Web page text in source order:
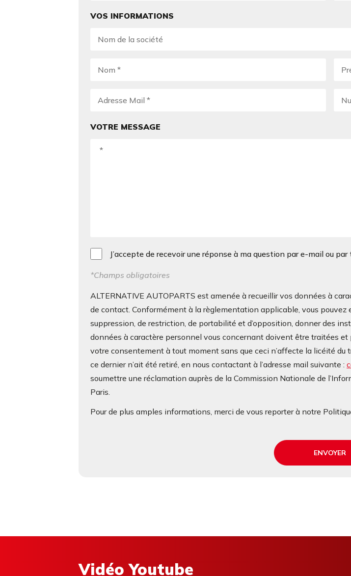
VOS INFORMATIONS
VOTRE MESSAGE
J’accepte de recevoir une réponse à ma question par e-mail ou
*Champs obligatoires
ALTERNATIVE AUTOPARTS est amenée à recueillir vos données à
de contact. Conformément à la règlementation applicable, vous pouvez
suppression, de restriction, de portabilité et d’opposition, donner des
données à caractère personnel vous concernant doivent être traitées
votre consentement à tout moment sans que ceci n’affecte la licéité
ce dernier n’ait été retiré, en nous contactant à l’adresse mail suivante :
soumettre une réclamation auprès de la Commission Nationale de
Paris.
Pour de plus amples informations, merci de vous reporter à notre
ENVOYER
Vidéo Youtube